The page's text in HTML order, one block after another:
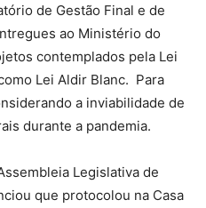
de Gestão Final e de
ao Ministério do
contemplados pela Lei
Lei Aldir Blanc. Para
a inviabilidade de
durante a pandemia.
Legislativa de
que protocolou na Casa